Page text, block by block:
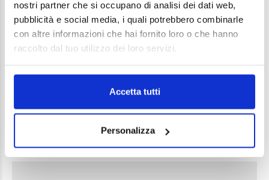
nostri partner che si occupano di analisi dei dati web,
pubblicità e social media, i quali potrebbero combinarle
con altre informazioni che hai fornito loro o che hanno
raccolto dal tuo utilizzo dei loro servizi.
Accetta tutti
Personalizza
Comment